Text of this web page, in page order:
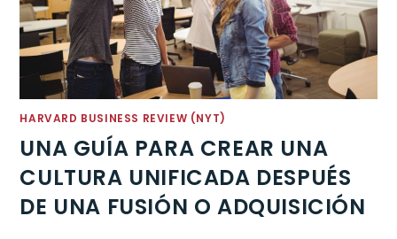
HARVARD BUSINESS REVIEW (NYT)
UNA GUÍA PARA CREAR UNA
CULTURA UNIFICADA DESPUÉS
DE UNA FUSIÓN O ADQUISICIÓN